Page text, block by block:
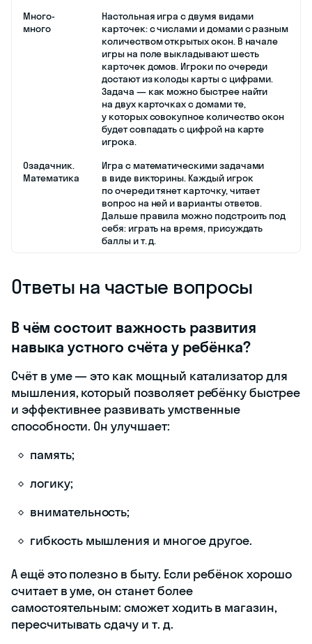
Много-
много
Настольная игра с двумя видами
карточек: с числами и домами с разным
количеством открытых окон. В начале
игры на поле выкладывают шесть
карточек домов. Игроки по очереди
достают из колоды карты с цифрами.
Задача — как можно быстрее найти
на двух карточках с домами те,
у которых совокупное количество окон
будет совпадать с цифрой на карте
игрока.
Озадачник.
Математика
Игра с математическими задачами
в виде викторины. Каждый игрок
по очереди тянет карточку, читает
вопрос на ней и варианты ответов.
Дальше правила можно подстроить под
себя: играть на время, присуждать
баллы и т. д.
Ответы на частые вопросы
В чём состоит важность развития
навыка устного счёта у ребёнка?
Счёт в уме — это как мощный катализатор для
мышления, который позволяет ребёнку быстрее
и эффективнее развивать умственные
способности. Он улучшает:
память;
логику;
внимательность;
гибкость мышления и многое другое.
А ещё это полезно в быту. Если ребёнок хорошо
считает в уме, он станет более
самостоятельным: сможет ходить в магазин,
пересчитывать сдачу и т. д.